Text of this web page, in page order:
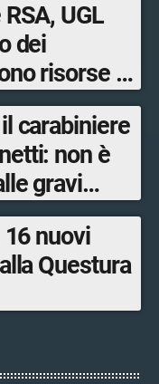
UGL
dei
risorse e
carabiniere
non è
gravi
nuovi
Questura